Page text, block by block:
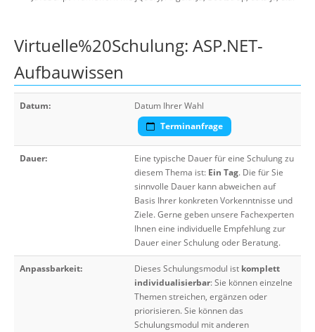
Virtuelle%20Schulung: ASP.NET-
Aufbauwissen
Datum:
Datum Ihrer Wahl
Terminanfrage
Dauer:
Eine typische Dauer für eine Schulung zu
diesem Thema ist: Ein Tag. Die für Sie
sinnvolle Dauer kann abweichen auf
Basis Ihrer konkreten Vorkenntnisse und
Ziele. Gerne geben unsere Fachexperten
Ihnen eine individuelle Empfehlung zur
Dauer einer Schulung oder Beratung.
Anpassbarkeit: Dieses Schulungsmodul ist komplett
individualisierbar: Sie können einzelne
Themen streichen, ergänzen oder
priorisieren. Sie können das
Schulungsmodul mit anderen